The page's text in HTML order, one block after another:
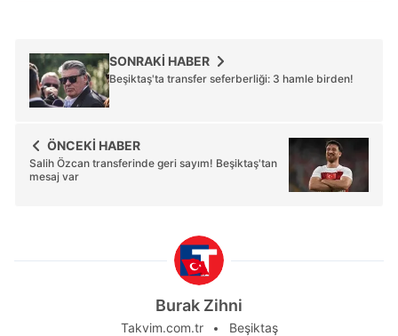
SONRAKİ HABER
Beşiktaş'ta transfer seferberliği: 3 hamle birden!
ÖNCEKİ HABER
Salih Özcan transferinde geri sayım! Beşiktaş'tan
mesaj var
Burak Zihni
Takvim.com.tr Beşiktaş